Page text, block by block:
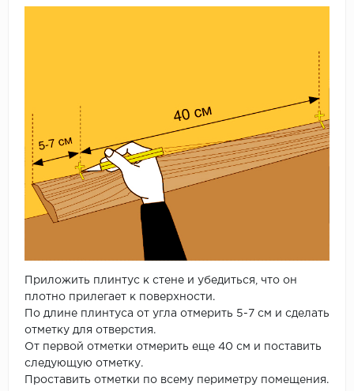
Приложить плинтус к стене и убедиться, что он
плотно прилегает к поверхности.
По длине плинтуса от угла отмерить 5-7 см и сделать
отметку для отверстия.
От первой отметки отмерить еще 40 см и поставить
следующую отметку.
Проставить отметки по всему периметру помещения.